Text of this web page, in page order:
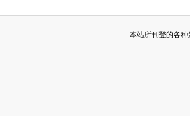
本站所刊登的各